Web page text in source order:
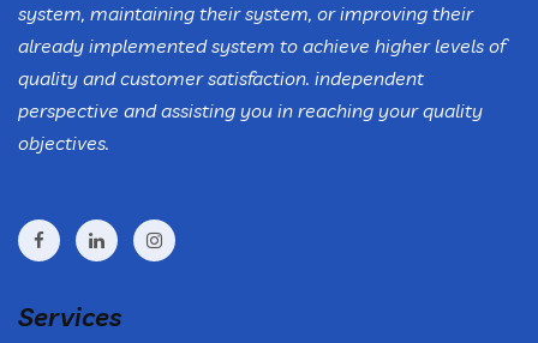
system, maintaining their system, or improving their
already implemented system to achieve higher levels of
quality and customer satisfaction. independent
perspective and assisting you in reaching your quality
objectives.
Services